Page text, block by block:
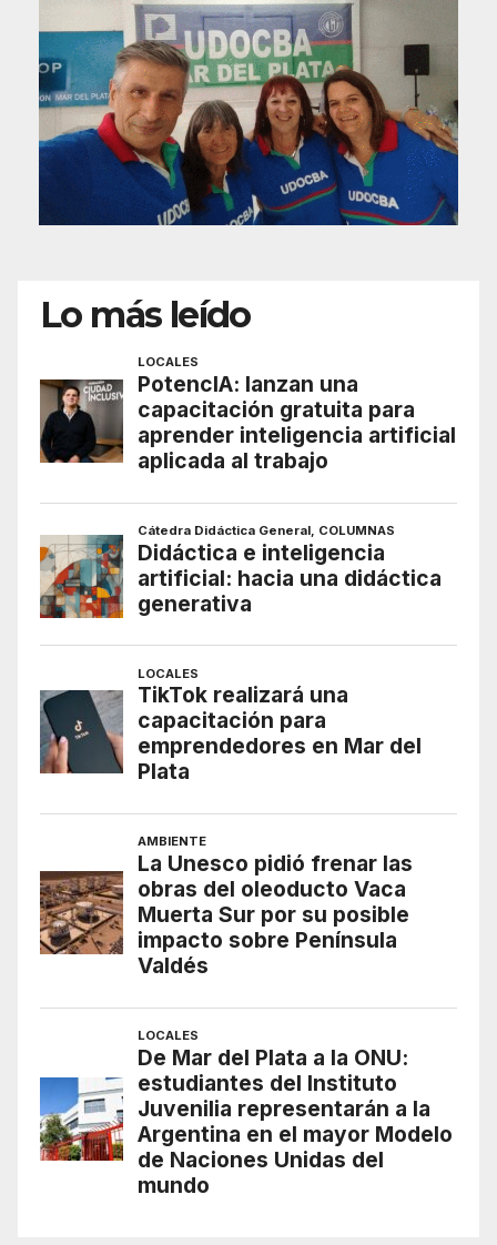
Lo más leído